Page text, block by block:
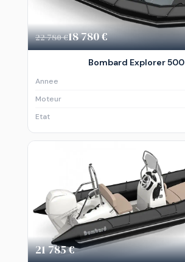
22 780 €18 780 €
Bombard Explorer 500
Annee
Moteur
Etat
21 785 €